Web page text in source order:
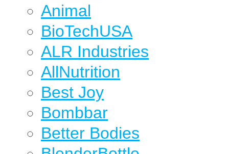
Animal
BioTechUSA
ALR Industries
AllNutrition
Best Joy
Bombbar
Better Bodies